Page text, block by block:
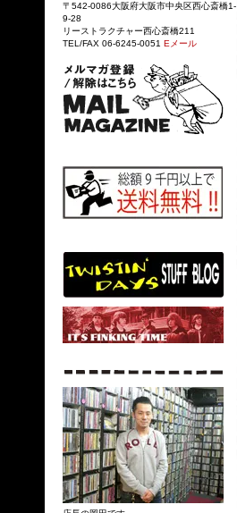
〒542-0086大阪府大阪市中央区西心斎橋1-
9-28
リーストラクチャー西心斎橋211
TEL/FAX 06-6245-0051 Eメール